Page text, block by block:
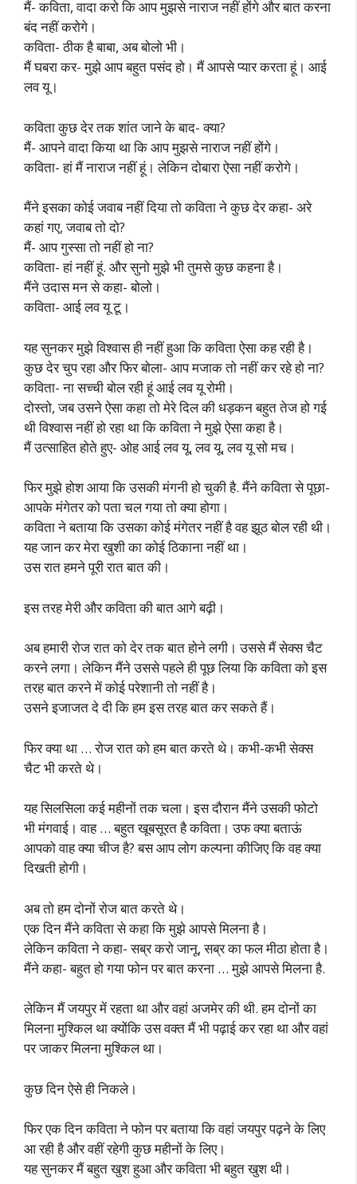
मैं- कविता, वादा करो कि आप मुझसे नाराज नहीं होंगे और बात करना
बंद नहीं करोगे।
कविता- ठीक है बाबा, अब बोलो भी।
मैं घबरा कर- मुझे आप बहुत पसंद हो। मैं आपसे प्यार करता हूं। आई
लव यू।
कविता कुछ देर तक शांत जाने के बाद- क्या?
मैं- आपने वादा किया था कि आप मुझसे नाराज नहीं होंगे।
कविता- हां मैं नाराज नहीं हूं। लेकिन दोबारा ऐसा नहीं करोगे।
मैंने इसका कोई जवाब नहीं दिया तो कविता ने कुछ देर कहा- अरे
कहां गए, जवाब तो दो?
मैं- आप गुस्सा तो नहीं हो ना?
कविता- हां नहीं हूं. और सुनो मुझे भी तुमसे कुछ कहना है।
मैंने उदास मन से कहा- बोलो।
कविता- आई लव यू टू।
यह सुनकर मुझे विश्वास ही नहीं हुआ कि कविता ऐसा कह रही है।
कुछ देर चुप रहा और फिर बोला- आप मजाक तो नहीं कर रहे हो ना?
कविता- ना सच्ची बोल रही हूं आई लव यू रोमी।
दोस्तो, जब उसने ऐसा कहा तो मेरे दिल की धड़कन बहुत तेज हो गई
थी विश्वास नहीं हो रहा था कि कविता ने मुझे ऐसा कहा है।
मैं उत्साहित होते हुए- ओह आई लव यू, लव यू, लव यू सो मच।
फिर मुझे होश आया कि उसकी मंगनी हो चुकी है. मैंने कविता से पूछा-
आपके मंगेतर को पता चल गया तो क्या होगा।
कविता ने बताया कि उसका कोई मंगेतर नहीं है वह झूठ बोल रही थी।
यह जान कर मेरा खुशी का कोई ठिकाना नहीं था।
उस रात हमने पूरी रात बात की।
इस तरह मेरी और कविता की बात आगे बढ़ी।
अब हमारी रोज रात को देर तक बात होने लगी। उससे मैं सेक्स चैट
करने लगा। लेकिन मैंने उससे पहले ही पूछ लिया कि कविता को इस
तरह बात करने में कोई परेशानी तो नहीं है।
उसने इजाजत दे दी कि हम इस तरह बात कर सकते हैं।
फिर क्या था … रोज रात को हम बात करते थे। कभी-कभी सेक्स
चैट भी करते थे।
यह सिलसिला कई महीनों तक चला। इस दौरान मैंने उसकी फोटो
भी मंगवाई। वाह … बहुत खूबसूरत है कविता। उफ क्या बताऊं
आपको वाह क्या चीज है? बस आप लोग कल्पना कीजिए कि वह क्या
दिखती होगी।
अब तो हम दोनों रोज बात करते थे।
एक दिन मैंने कविता से कहा कि मुझे आपसे मिलना है।
लेकिन कविता ने कहा- सब्र करो जानू, सब्र का फल मीठा होता है।
मैंने कहा- बहुत हो गया फोन पर बात करना … मुझे आपसे मिलना है.
लेकिन मैं जयपुर में रहता था और वहां अजमेर की थी. हम दोनों का
मिलना मुश्किल था क्योंकि उस वक्त मैं भी पढ़ाई कर रहा था और वहां
पर जाकर मिलना मुश्किल था।
कुछ दिन ऐसे ही निकले।
फिर एक दिन कविता ने फोन पर बताया कि वहां जयपुर पढ़ने के लिए
आ रही है और वहीं रहेगी कुछ महीनों के लिए।
यह सुनकर मैं बहुत खुश हुआ और कविता भी बहुत खुश थी।